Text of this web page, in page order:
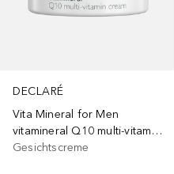
DECLARÉ
Vita Mineral for Men
vitamineral Q10 multi-vitamin cream
Gesichtscreme